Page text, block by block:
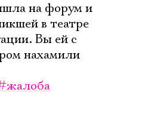
на форум и
в театре
Вы ей с
нахамили